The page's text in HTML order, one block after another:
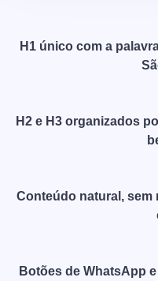
H1 único com a
H2 e H3 organizados
Conteúdo natural, sem
Botões de WhatsApp